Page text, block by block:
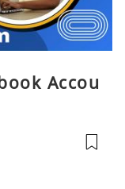
Accou